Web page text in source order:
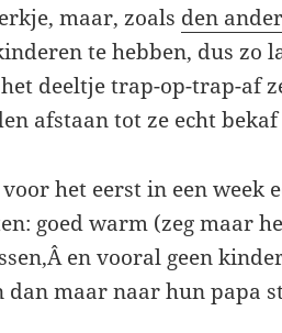
maar, zoals den
te hebben, dus zo
deeltje trap-op-trap-af
afstaan tot ze echt
het eerst in een week
goed warm (zeg maar
en vooral geen
dan maar naar hun papa